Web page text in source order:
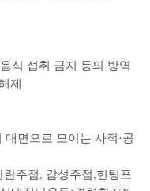
식 섭취 금지 등의 방역
제
면으로 모이는 사적·공
주점, 감성주점,헌팅포